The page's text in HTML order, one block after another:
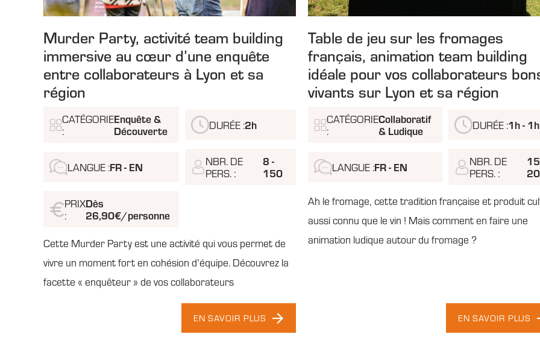
Murder Party, activité team building
immersive au cœur d’une enquête
entre collaborateurs à Lyon et sa
région
CATÉGORIE
:
Enquête &
Découverte
DURÉE :2h
LANGUE :FR - EN
NBR. DE
PERS. :
8 -
150
PRIX
:
Dès
26,90€/personne
Cette Murder Party est une activité qui vous permet de
vivre un moment fort en cohésion d’équipe. Découvrez la
facette « enquêteur » de vos collaborateurs
EN SAVOIR PLUS
Table de jeu sur les fromages
français, animation team building
idéale pour vos collaborateurs
vivants sur Lyon et sa région
CATÉGORIE
:
Collaboratif
& Ludique
DURÉE :1h -
LANGUE :FR - EN
NBR. DE
PERS. :
20
Ah le fromage, cette tradition française et produit
aussi connu que le vin ! Mais comment en faire une
animation ludique autour du fromage ?
EN SAVOIR PLUS